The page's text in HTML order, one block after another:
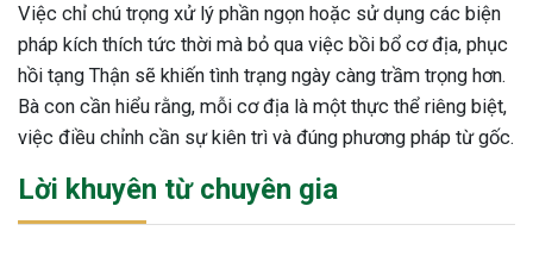
Việc chỉ chú trọng xử lý phần ngọn hoặc sử dụng các biện
pháp kích thích tức thời mà bỏ qua việc bồi bổ cơ địa, phục
hồi tạng Thận sẽ khiến tình trạng ngày càng trầm trọng hơn.
Bà con cần hiểu rằng, mỗi cơ địa là một thực thể riêng biệt,
việc điều chỉnh cần sự kiên trì và đúng phương pháp từ gốc.
Lời khuyên từ chuyên gia